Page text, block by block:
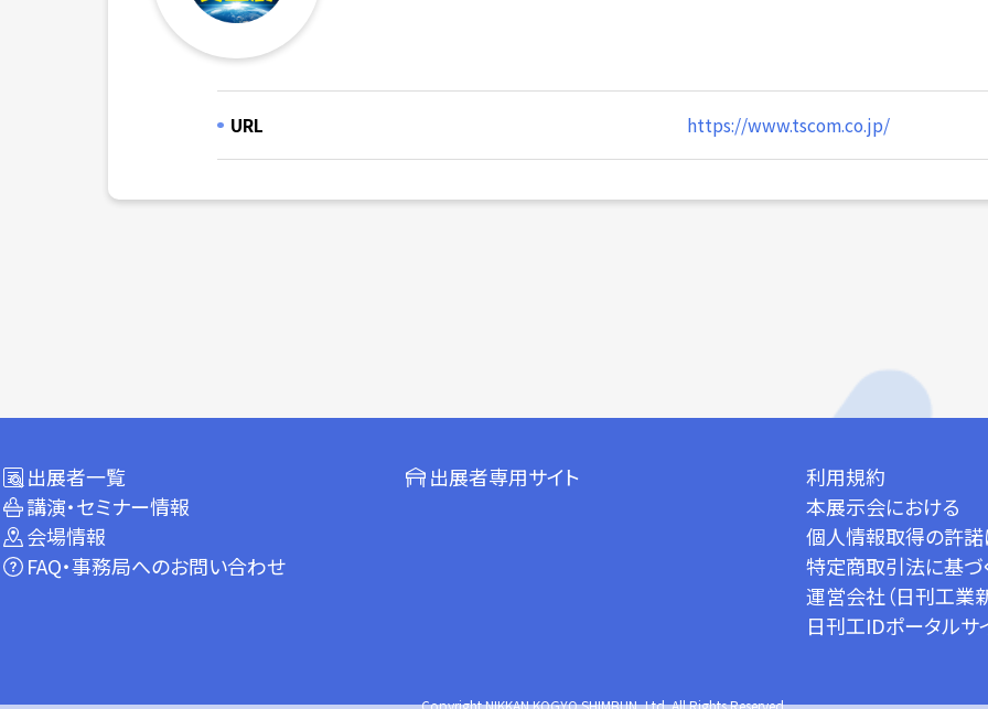
URL https://www.tscom.co.jp/
出展者一覧
講演・セミナー情報
会場情報
FAQ・事務局へのお問い合わせ
出展者専用サイト
利用規約
本展示会における
個人情報取得の許諾
特定商取引法に基づ
運営会社（日刊工業
日刊工IDポータルサ